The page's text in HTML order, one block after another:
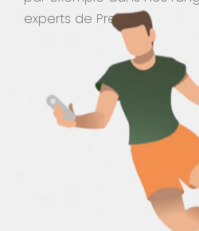
experts de Prezi !